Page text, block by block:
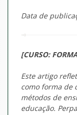
Data de
[CURSO:
Este artigo
como forma de
métodos de
educação.